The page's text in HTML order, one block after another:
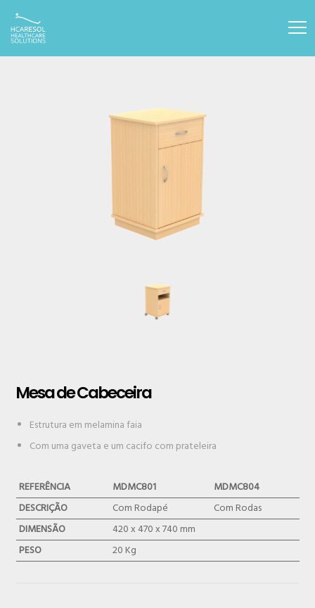
Mesa de Cabeceira
Estrutura em melamina faia
Com uma gaveta e um cacifo com prateleira
REFERÊNCIA MDMC801
MDMC804
DESCRIÇÃO
Com Rodapé
Com Rodas
DIMENSÃO
420 x 470 x 740 mm
PESO
20 Kg